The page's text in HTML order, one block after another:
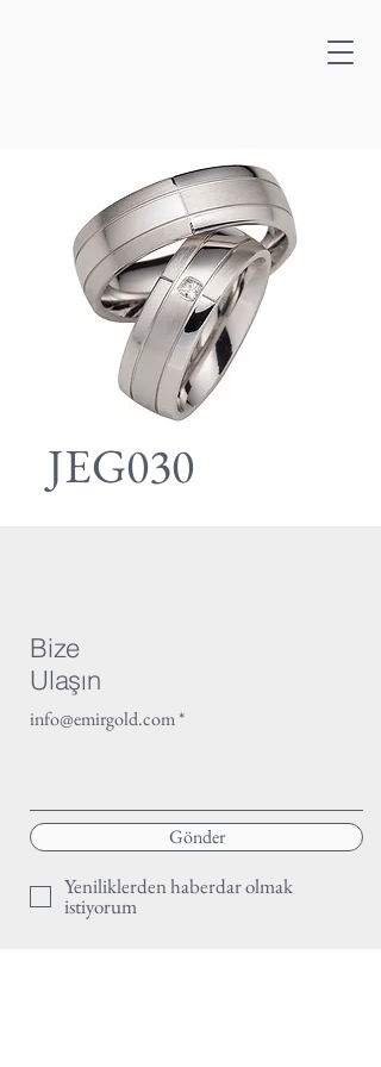
JEG030
Bize
Ulaşın
info@emirgold.com
Gönder
Yeniliklerden haberdar olmak
istiyorum